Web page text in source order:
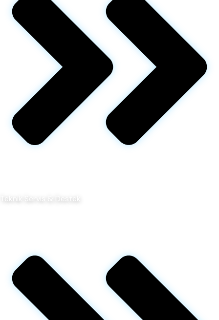
Teknik Servis & Destek